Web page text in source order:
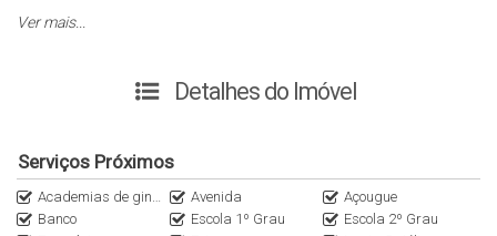
Totalmente mobiliado, o imóvel possui ambientes
mudar sem preocupações. Conta ainda com 1 vaga de
Destaques do imóvel:
Ver mais...
Detalhes do Imóvel
Serviços Próximos
Academias de ginástica Avenida
Açougue
Banco
Escola 1º Grau
Escola 2º Grau